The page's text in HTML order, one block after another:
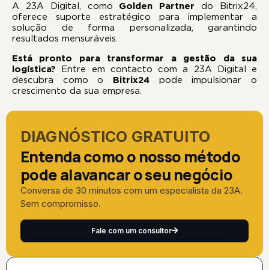
A 23A Digital, como Golden Partner do Bitrix24,
oferece suporte estratégico para implementar a
solução de forma personalizada, garantindo
resultados mensuráveis.
Está pronto para transformar a gestão da sua
logística? Entre em contacto com a 23A Digital e
descubra como o Bitrix24 pode impulsionar o
crescimento da sua empresa.
DIAGNÓSTICO GRATUITO
Entenda como o nosso método
pode alavancar o seu negócio
Conversa de 30 minutos com um especialista da 23A.
Sem compromisso.
Fale com um consultor